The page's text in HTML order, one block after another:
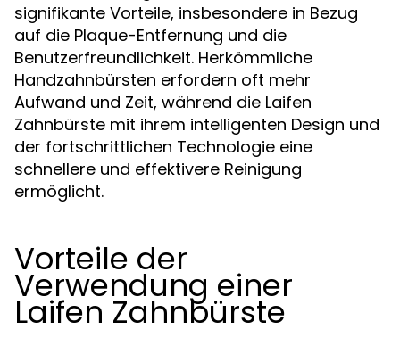
signifikante Vorteile, insbesondere in Bezug
auf die Plaque-Entfernung und die
Benutzerfreundlichkeit. Herkömmliche
Handzahnbürsten erfordern oft mehr
Aufwand und Zeit, während die Laifen
Zahnbürste mit ihrem intelligenten Design und
der fortschrittlichen Technologie eine
schnellere und effektivere Reinigung
ermöglicht.
Vorteile der
Verwendung einer
Laifen Zahnbürste